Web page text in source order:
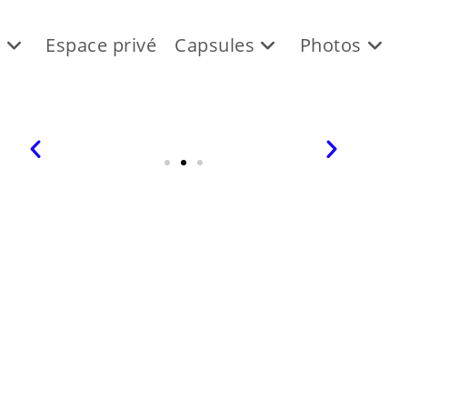
Espace privé Capsules Photos